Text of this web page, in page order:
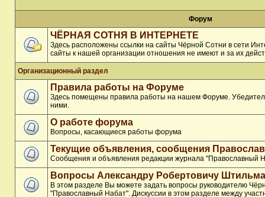
Форум
ЧЁРНАЯ СОТНЯ В ИНТЕРНЕТЕ
Здесь расположены ссылки на сайты Чёрной Сотни в сети
сайты к нашей организации отношения не имеют и за их
Организационный раздел
Правила работы на Форуме
Здесь помещены правила работы на нашем Форуме.
ними.
О работе форума
Вопросы, касающиеся работы форума
Текущие объявления, сообщения
Сообщения и объявления редакции журнала "Православный
Вопросы Александру Робертовичу
В этом разделе Вы можете задать вопросы руководителю
"Православный Набат". Дискуссии в этом разделе между